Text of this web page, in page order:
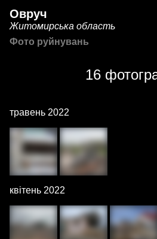
Овруч
Житомирська область
Фото руйнувань
16
травень 2022
квітень 2022